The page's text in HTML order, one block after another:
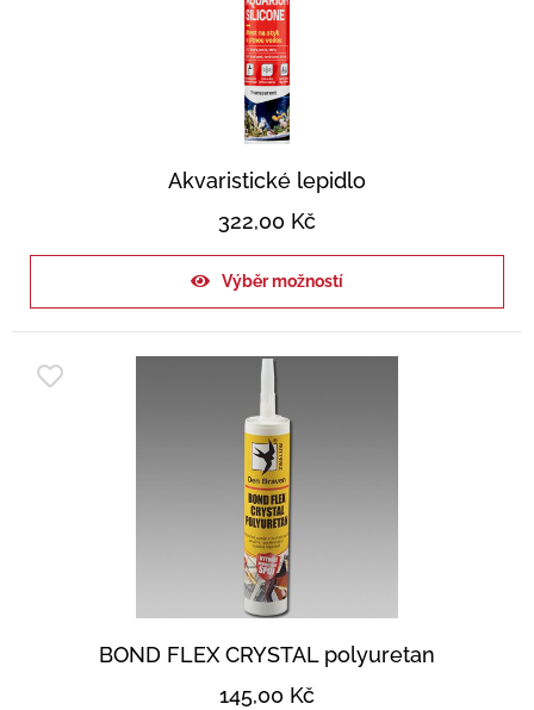
Akvaristické lepidlo
322,00 Kč
Výběr možností
BOND FLEX CRYSTAL polyuretan
145,00 Kč